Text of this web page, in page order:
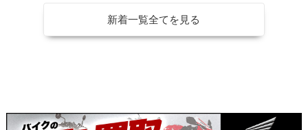
新着一覧全てを見る